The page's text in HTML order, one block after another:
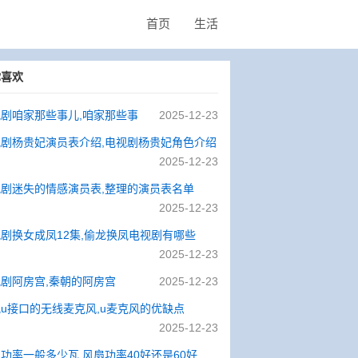
首页 生活
欢
咱家那些事儿,咱家那些事 2025-12-23
杨贵妃演员表介绍,电视剧杨贵妃角色介绍
2025-12-23
迷失的情感演员表,整理的演员表名单
2025-12-23
换女成凤12集,偷龙换凤电视剧有哪些
2025-12-23
阿房宫,秦朝的阿房宫 2025-12-23
接口的无线麦克风,u麦克风的优缺点
2025-12-23
率一般多少瓦,风扇功率40好还是60好